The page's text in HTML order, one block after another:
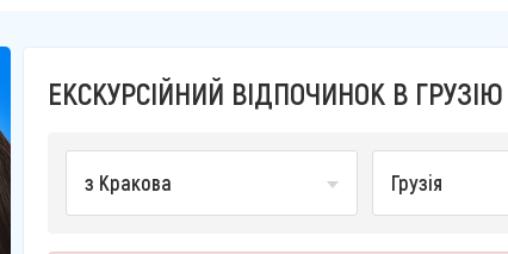
ЕКСКУРСІЙНИЙ ВІДПОЧИНОК В
з Кракова Грузія